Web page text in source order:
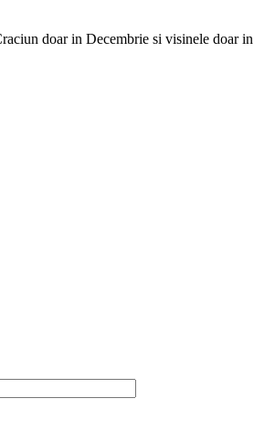
doar in Decembrie si visinele doar in